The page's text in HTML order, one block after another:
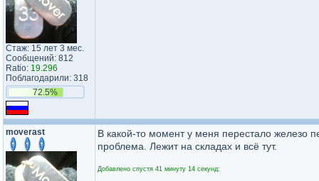
Стаж: 15 лет 3 мес.
Сообщений: 812
Ratio: 19.296
Поблагодарили: 318
72.5%
moverast
В какой-то момент у меня перестало железо
проблема. Лежит на складах и всё тут.
Добавлено спустя 41 минуту 14 секунд: